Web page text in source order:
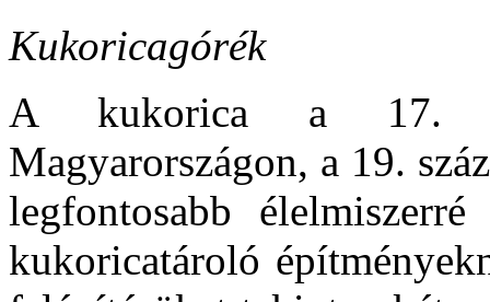
Kukoricagórék
A kukorica a 17.
Magyarországon, a 19.
legfontosabb
kukoricatároló